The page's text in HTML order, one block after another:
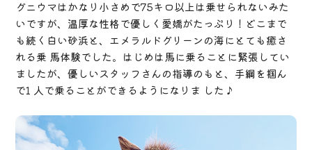
グニウマはかなり小さめで75キロ以上は乗せられないみた
いですが、温厚な性格で優しく愛嬌がたっぷり！どこまで
も続く白い砂浜と、エメラルドグリーンの海にとても癒さ
れる乗 馬体験でした。はじめは馬に乗ることに緊張してい
ましたが、優しいスタッフさんの指導のもと、手綱を掴ん
で1 人で乗ることができるようになりま した♪